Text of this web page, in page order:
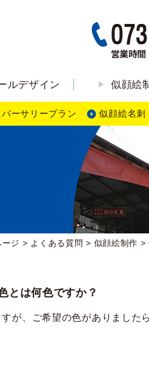
ルデザイン 似顔絵
ーサリープラン 似顔絵名刺
ージ > よくある質問 > 似顔絵制作 >
とは何色ですか？
が、ご希望の色がありました